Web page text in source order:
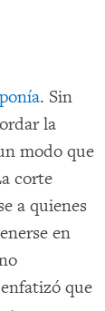
. Sin
la
modo que
corte
a quienes
en
que